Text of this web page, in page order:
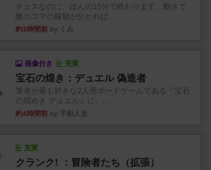
チェスなのに、ほんの10分で終わります。動きで
敵のコマの種類が分かれば...
約3時間前 by くみ
画像付き 充実
宝石の煌き：デュエル 偽造者
筆者が最も好きな2人用ボードゲームである『宝石
の煌めき デュエル』に、...
約4時間前 by 手動人形
充実
クランク! ：冒険者たち（拡張）